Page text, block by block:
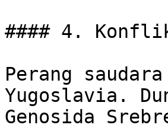
#### 4.
Perang
Yugoslavia.
Genosida